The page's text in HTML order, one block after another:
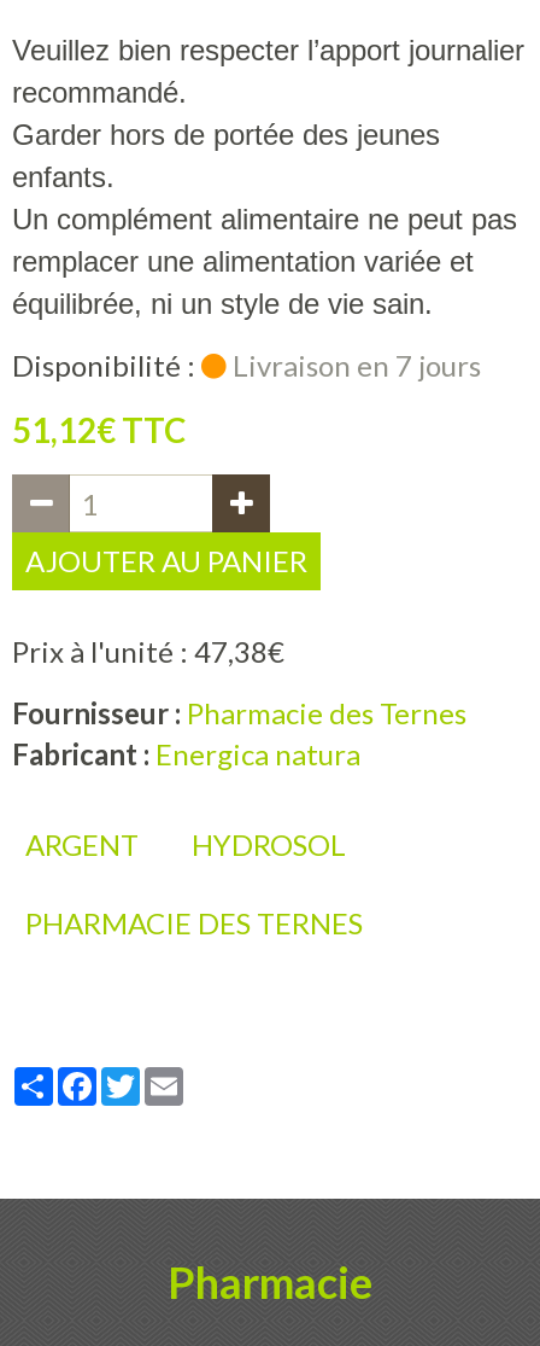
Veuillez bien respecter l’apport journalier
recommandé.
Garder hors de portée des jeunes
enfants.
Un complément alimentaire ne peut pas
remplacer une alimentation variée et
équilibrée, ni un style de vie sain.
Disponibilité : Livraison en 7 jours
51,12€ TTC
AJOUTER AU PANIER
Prix à l'unité : 47,38€
Fournisseur : Pharmacie des Ternes
Fabricant : Energica natura
ARGENT HYDROSOL
PHARMACIE DES TERNES
Partager
Facebook
Twitter
Pharmacie